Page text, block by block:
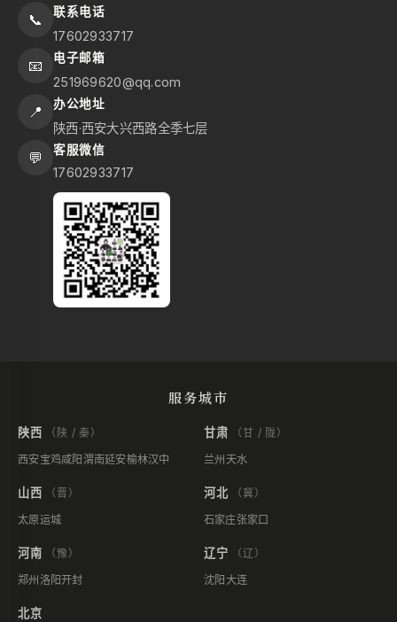
📞 联系电话
17602933717
📧 电子邮箱
251969620@qq.com
📍 办公地址
陕西·西安大兴西路全季七层
💬 客服微信
17602933717
服务城市
陕西
（陕 / 秦）
西安宝鸡咸阳渭南延安榆林汉中
甘肃
（甘 / 陇）
兰州 天水
山西
（晋）
太原运城
河北
（冀）
石家庄张家口
河南
（豫）
郑州 洛阳开封
辽宁
（辽）
沈阳大连
北京